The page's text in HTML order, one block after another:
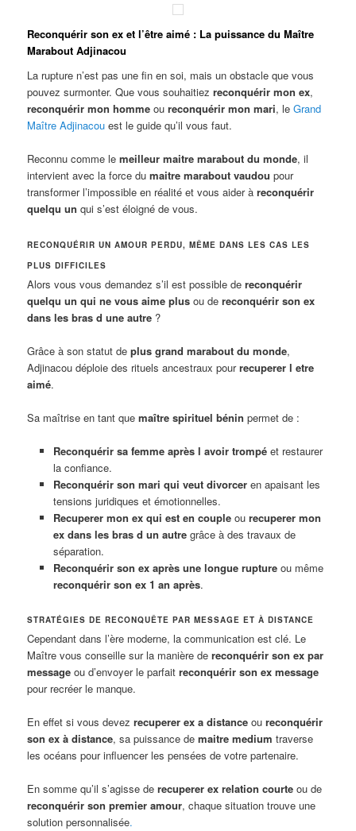
Reconquérir son ex et l’être aimé : La puissance du Maître
Marabout Adjinacou
La rupture n’est pas une fin en soi, mais un obstacle que vous
pouvez surmonter. Que vous souhaitiezreconquérir mon ex,
reconquérir mon homme oureconquérir mon mari, leGrand
Maître Adjinacouest le guide qu’il vous faut.
Reconnu comme lemeilleur maitre marabout du monde, il
intervient avec la force dumaitre marabout vaudou pour
transformer l’impossible en réalité et vous aider àreconquérir
quelqu un qui s’est éloigné de vous.
RECONQUÉRIR UN AMOUR PERDU, MÊME DANS LES CAS LES
PLUS DIFFICILES
Alors vous vous demandez s’il est possible dereconquérir
quelqu un qui ne vous aime plus ou dereconquérir son ex
dans les bras d une autre ?
Grâce à son statut deplus grand marabout du monde,
Adjinacou déploie des rituels ancestraux pourrecuperer l etre
aimé.
Sa maîtrise en tant quemaître spirituel bénin permet de :
Reconquérir sa femme après l avoir trompéet restaurer
la confiance.
Reconquérir son mari qui veut divorceren apaisant les
tensions juridiques et émotionnelles.
Recuperer mon ex qui est en coupleou recuperer mon
ex dans les bras d un autregrâce à des travaux de
séparation.
Reconquérir son ex après une longue ruptureou même
reconquérir son ex 1 an après.
STRATÉGIES DE RECONQUÊTE PAR MESSAGE ET À DISTANCE
Cependant dans l’ère moderne, la communication est clé. Le
Maître vous conseille sur la manière dereconquérir son ex par
message ou d’envoyer le parfaitreconquérir son ex message
pour recréer le manque.
En effet si vous devezrecuperer ex a distance oureconquérir
son ex à distance, sa puissance demaitre medium traverse
les océans pour influencer les pensées de votre partenaire.
En somme qu’il s’agisse derecuperer ex relation courte ou de
reconquérir son premier amour, chaque situation trouve une
solution personnalisée.